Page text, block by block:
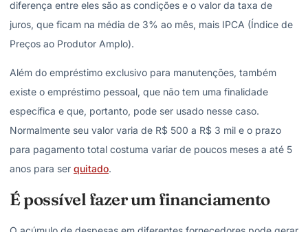
diferença entre eles são as condições e o valor da taxa de
juros, que ficam na média de 3% ao mês, mais IPCA (Índice de
Preços ao Produtor Amplo).
Além do empréstimo exclusivo para manutenções, também
existe o empréstimo pessoal, que não tem uma finalidade
específica e que, portanto, pode ser usado nesse caso.
Normalmente seu valor varia de R$ 500 a R$ 3 mil e o prazo
para pagamento total costuma variar de poucos meses a até 5
anos para ser quitado.
É possível fazer um financiamento